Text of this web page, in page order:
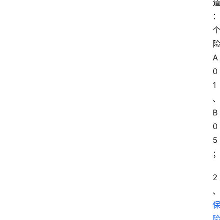
道
：
个
险
A
0
1
、
B
0
5
；
2
、
保